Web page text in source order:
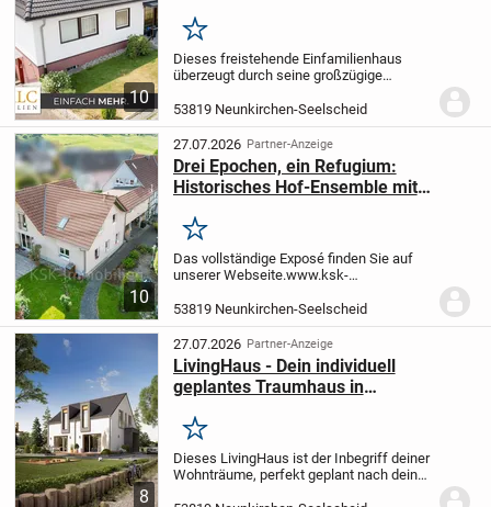
10
Merken
Dieses freistehende Einfamilienhaus
überzeugt durch seine großzügige
Gesamtzustand und ein Wohnkonzept,
das auch heute noch modernen
Ansprüchen gerecht wird. Auf einem...
53819 Neunkirchen-Seelscheid
10
27.07.2026 Partner-Anzeige
Drei Epochen, ein Refugium:
Historisches Hof-Ensemble mit
Merken
Das vollständige Exposé finden Sie auf
unserer Webseite.www.ksk-
ein-refugium-historisches-hof-ensemble-
mit-modernem-esprit-in-seelscheid-stein-
173597/?utm_sourc...
53819 Neunkirchen-Seelscheid
8
27.07.2026 Partner-Anzeige
LivingHaus - Dein individuell
geplantes Traumhaus in
Merken
Dieses LivingHaus ist der Inbegriff deiner
Wohnträume, perfekt geplant nach deinen